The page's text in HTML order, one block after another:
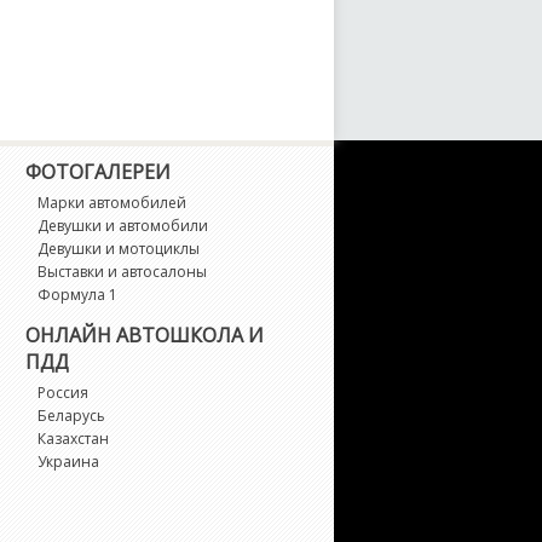
Carlo
ФОТОГАЛЕРЕИ
Марки автомобилей
Девушки и автомобили
Девушки и мотоциклы
Выставки и автосалоны
Формула 1
ОНЛАЙН АВТОШКОЛА И
ПДД
Россия
Беларусь
Казахстан
Украина